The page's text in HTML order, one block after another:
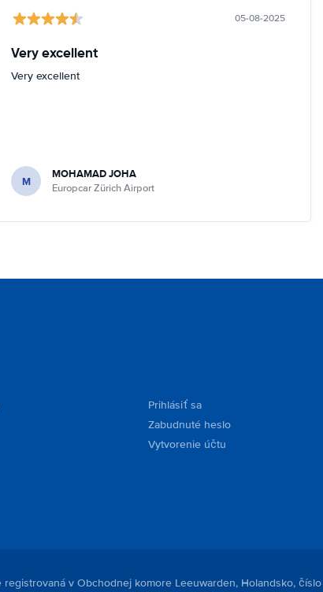
05-08-2025
Very excellent
Very excellent
M MOHAMAD JOHA
Europcar Zürich Airport
Prihlásiť sa
Zabudnuté heslo
Vytvorenie účtu
v Obchodnej komore Leeuwarden, Holandsko, číslo